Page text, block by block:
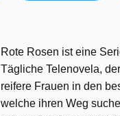
Rote Rosen ist eine
Tägliche Telenovela,
reifere Frauen in den
welche ihren Weg